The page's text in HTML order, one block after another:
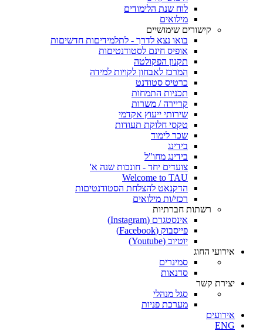
לוח שנת הלימודים
מילואים
קישורים שימושיים
בואו נצא לדרך - לתלמידיםות חדשיםות
אופיס חינם לסטודנטיםות
תקנון הפקולטה
המרכז לאבחון לקויות למידה
כרטיס סטודנט
תכניות התמחות
קריירה / משרות
שירותי ייעוץ אקדמי
טקסי חלוקת תעודות
שכר לימוד
בידינג
בידינג מחו"ל
צועדים יחד - חונכות שנה א'
Welcome to TAU
הדקנאט להצלחת הסטודנטיםות
רכזי/ות מילואים
רשתות חברתיות
אינסטגרם (Instagram)
פייסבוק (Facebook)
יוטיוב (Youtube)
אירועי החוג
סמינרים
סדנאות
יצירת קשר
סגל מנהלי
מערכת פניות
אירועים
ENG